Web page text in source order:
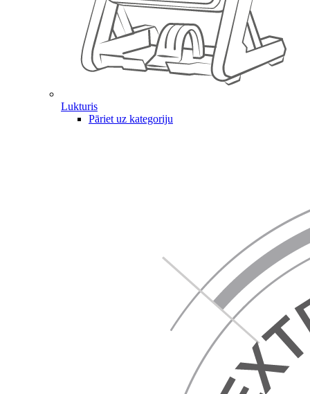
Lukturis
Pāriet uz kategoriju